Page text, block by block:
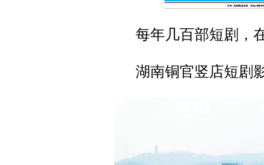
每年几百部短剧，
湖南铜官竖店短剧